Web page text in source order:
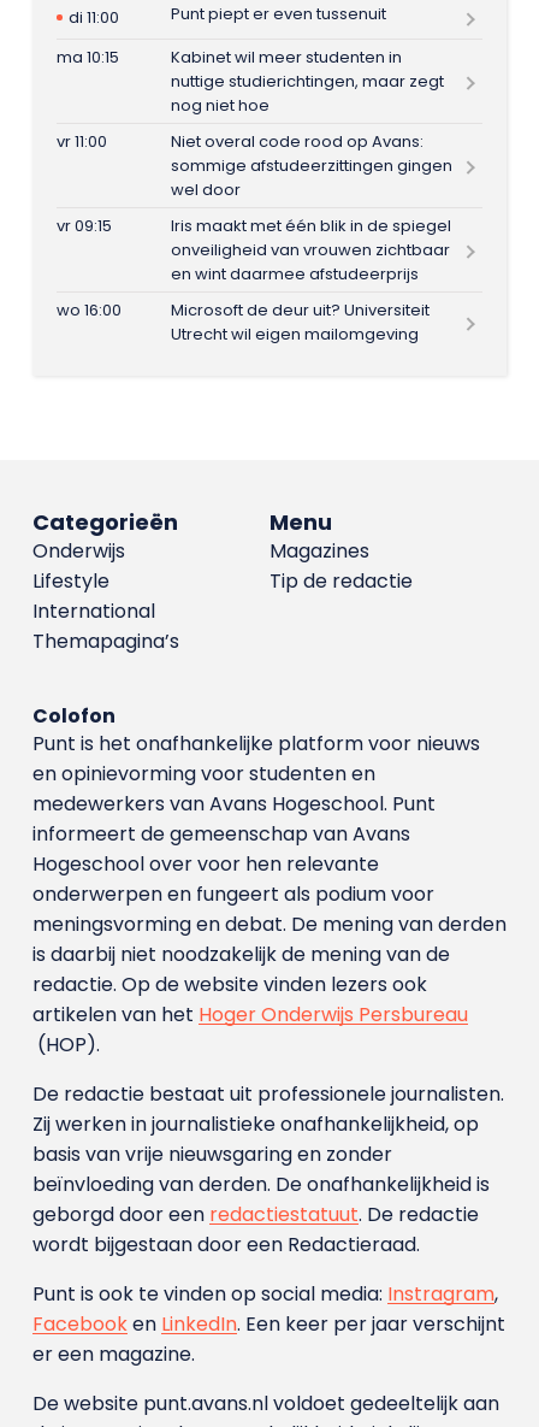
di 11:00
Punt piept er even tussenuit
ma 10:15
Kabinet wil meer studenten in
nuttige studierichtingen, maar zegt
nog niet hoe
vr 11:00
Niet overal code rood op Avans:
sommige afstudeerzittingen gingen
wel door
vr 09:15
Iris maakt met één blik in de spiegel
onveiligheid van vrouwen zichtbaar
en wint daarmee afstudeerprijs
wo 16:00
Microsoft de deur uit? Universiteit
Utrecht wil eigen mailomgeving
Menu
Magazines
Tip de redactie
Categorieën
Onderwijs
Lifestyle
International
Themapagina’s
Colofon
Punt is het onafhankelijke platform voor nieuws
en opinievorming voor studenten en
medewerkers van Avans Hoge­school. Punt
informeert de gemeenschap van Avans
Hogeschool over voor hen relevante
onderwerpen en fungeert als podium voor
meningsvorming en debat. De mening van derden
is daarbij niet noodzakelijk de mening van de
redactie. Op de website vinden lezers ook
artikelen van het Hoger Onderwijs Persbureau
(HOP).
De redactie bestaat uit professionele journalisten.
Zij werken in journalistieke onafhankelijkheid, op
basis van vrije nieuwsgaring en zonder
beïnvloeding van derden. De onafhankelijkheid is
geborgd door een redactiestatuut. De redactie
wordt bijgestaan door een Redactieraad.
Punt is ook te vinden op social media: Instragram,
Facebooken LinkedIn. Een keer per jaar verschijnt
er een magazine.
De website punt.avans.nl voldoet gedeeltelijk aan